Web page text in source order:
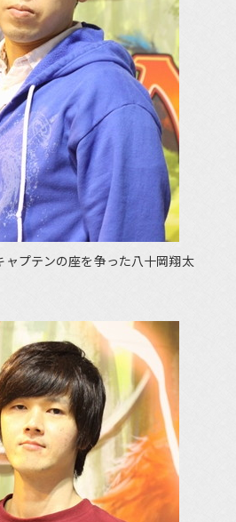
ャプテンの座を争った八十岡翔太